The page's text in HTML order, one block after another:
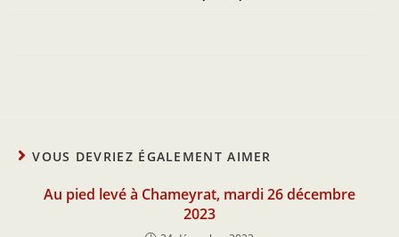
VOUS DEVRIEZ ÉGALEMENT AIMER
Au pied levé à Chameyrat, mardi 26 décembre
2023